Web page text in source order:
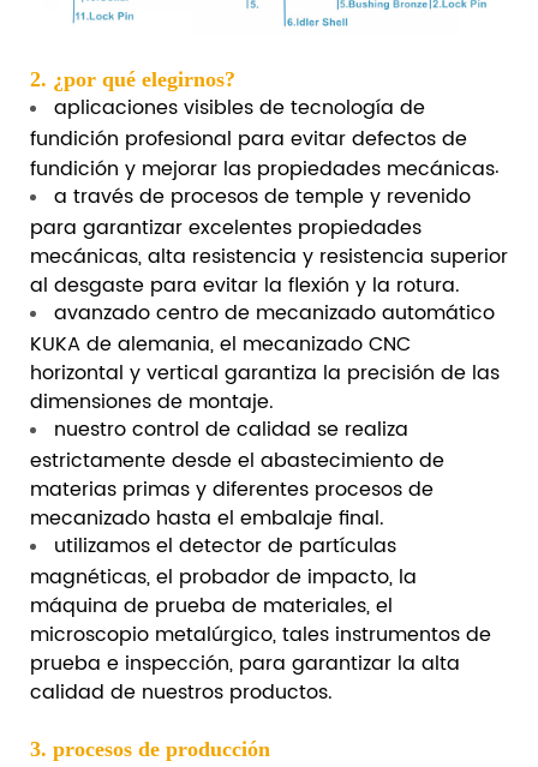
2. ¿por qué elegirnos?
aplicaciones visibles de tecnología de
fundición profesional para evitar defectos de
fundición y mejorar las propiedades mecánicas.
a través de procesos de temple y revenido
para garantizar excelentes propiedades
mecánicas, alta resistencia y resistencia superior
al desgaste para evitar la flexión y la rotura.
avanzado centro de mecanizado automático
KUKA de alemania, el mecanizado CNC
horizontal y vertical garantiza la precisión de las
dimensiones de montaje.
nuestro control de calidad se realiza
estrictamente desde el abastecimiento de
materias primas y diferentes procesos de
mecanizado hasta el embalaje final.
utilizamos el detector de partículas
magnéticas, el probador de impacto, la
máquina de prueba de materiales, el
microscopio metalúrgico, tales instrumentos de
prueba e inspección, para garantizar la alta
calidad de nuestros productos.
3. procesos de producción